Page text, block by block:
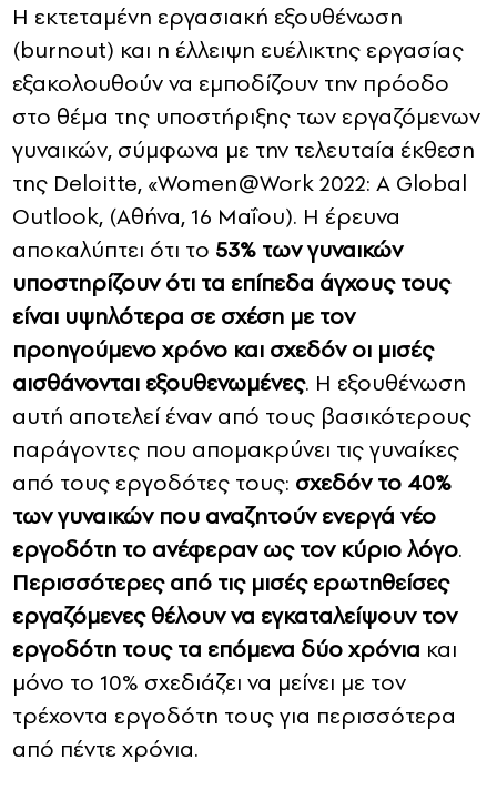
Η εκτεταμένη εργασιακή εξουθένωση
(burnout) και η έλλειψη ευέλικτης εργασίας
εξακολουθούν να εμποδίζουν την πρόοδο
στο θέμα της υποστήριξης των εργαζόμενων
γυναικών, σύμφωνα με την τελευταία έκθεση
της Deloitte, «Women@Work 2022: A Global
Outlook, (Αθήνα, 16 Μαΐου). Η έρευνα
αποκαλύπτει ότι το 53% των γυναικών
υποστηρίζουν ότι τα επίπεδα άγχους τους
είναι υψηλότερα σε σχέση με τον
προηγούμενο χρόνο και σχεδόν οι μισές
αισθάνονται εξουθενωμένες. Η εξουθένωση
αυτή αποτελεί έναν από τους βασικότερους
παράγοντες που απομακρύνει τις γυναίκες
από τους εργοδότες τους: σχεδόν το 40%
των γυναικών που αναζητούν ενεργά νέο
εργοδότη το ανέφεραν ως τον κύριο λόγο.
Περισσότερες από τις μισές ερωτηθείσες
εργαζόμενες θέλουν να εγκαταλείψουν τον
εργοδότη τους τα επόμενα δύο χρόνια και
μόνο το 10% σχεδιάζει να μείνει με τον
τρέχοντα εργοδότη τους για περισσότερα
από πέντε χρόνια.